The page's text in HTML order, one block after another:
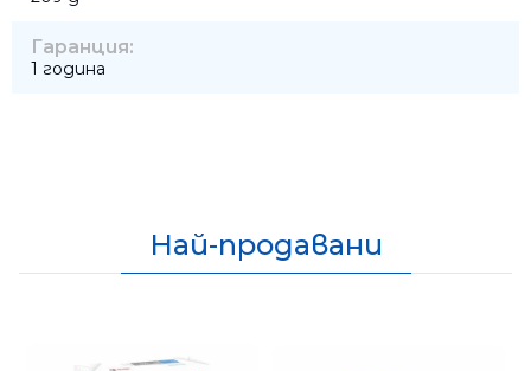
Гаранция:
1 година
Най-продавани